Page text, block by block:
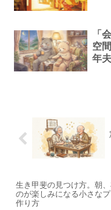
「
空
年
生き甲斐の見つけ方。朝
のが楽しみになる小さな
作り方